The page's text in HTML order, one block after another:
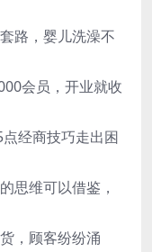
路，婴儿洗澡不
会员，开业就收
经商技巧走出困
思维可以借鉴，
，顾客纷纷涌